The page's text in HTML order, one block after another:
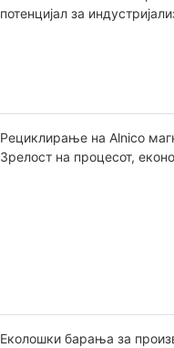
потенцијал за
Рециклирање на Alnico
Зрелост на процесот,
Еколошки барања за